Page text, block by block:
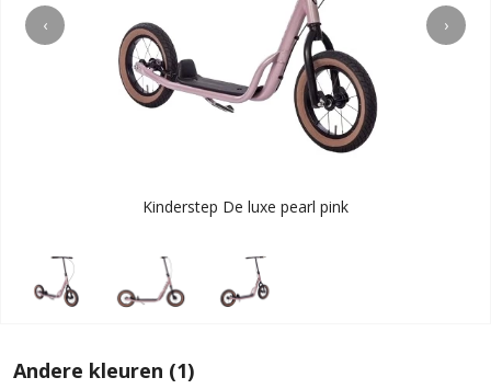
‹ ›
Kinderstep De luxe pearl pink
Andere kleuren (1)